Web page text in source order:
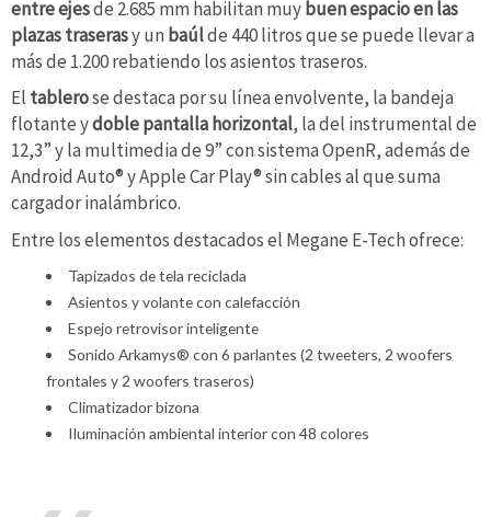
entre ejesde 2.685 mm habilitan muybuen espacio en las
plazas traserasy un baúlde 440 litros que se puede llevar a
más de 1.200 rebatiendo los asientos traseros.
El tablerose destaca por su línea envolvente, la bandeja
flotante ydoble pantalla horizontal, la del instrumental de
12,3” y la multimedia de 9” con sistema OpenR, además de
Android Auto® y Apple Car Play® sin cables al que suma
cargador inalámbrico.
Entre los elementos destacados el Megane E-Tech ofrece:
Tapizados de tela reciclada
Asientos y volante con calefacción
Espejo retrovisor inteligente
Sonido Arkamys® con 6 parlantes (2 tweeters, 2 woofers
frontales y 2 woofers traseros)
Climatizador bizona
Iluminación ambiental interior con 48 colores